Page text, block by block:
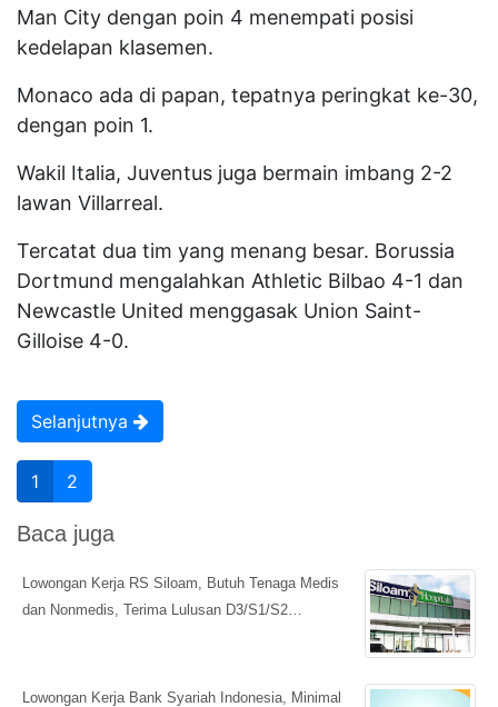
Man City dengan poin 4 menempati posisi
kedelapan klasemen.
Monaco ada di papan, tepatnya peringkat ke-30,
dengan poin 1.
Wakil Italia, Juventus juga bermain imbang 2-2
lawan Villarreal.
Tercatat dua tim yang menang besar. Borussia
Dortmund mengalahkan Athletic Bilbao 4-1 dan
Newcastle United menggasak Union Saint-
Gilloise 4-0.
Selanjutnya
1 2
Baca juga
Lowongan Kerja RS Siloam, Butuh Tenaga Medis
dan Nonmedis, Terima Lulusan D3/S1/S2…
Lowongan Kerja Bank Syariah Indonesia, Minimal